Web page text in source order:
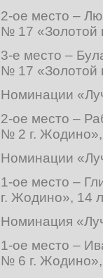
2-ое место –
№ 17 «Золотой
3-е место –
№ 17 «Золотой
Номинации
2-ое место –
№ 2 г. Жодино»,
Номинации
1-ое место –
г. Жодино», 14
Номинация
1-ое место –
№ 6 г. Жодино»,